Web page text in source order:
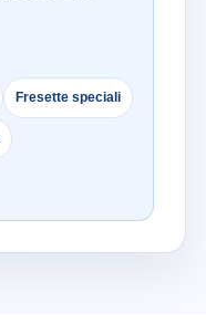
Fresette speciali